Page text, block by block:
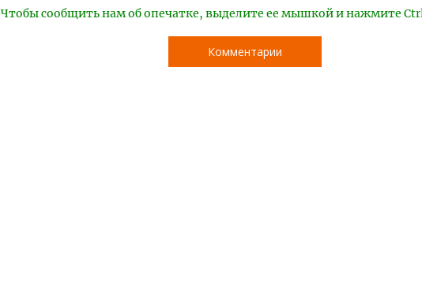
Чтобы сообщить нам об опечатке, выделите ее мышкой и нажмите
Комментарии